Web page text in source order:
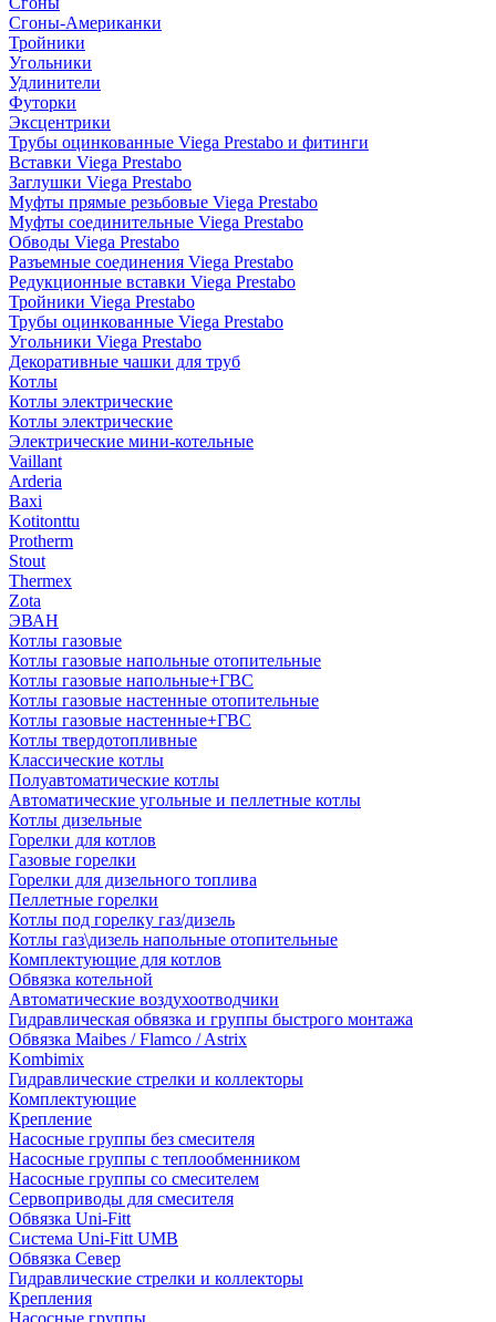
Сгоны-Американки
Тройники
Угольники
Удлинители
Футорки
Эксцентрики
Трубы оцинкованные Viega Prestabo и фитинги
Вставки Viega Prestabo
Заглушки Viega Prestabo
Муфты прямые резьбовые Viega Prestabo
Муфты соединительные Viega Prestabo
Обводы Viega Prestabo
Разъемные соединения Viega Prestabo
Редукционные вставки Viega Prestabo
Тройники Viega Prestabo
Трубы оцинкованные Viega Prestabo
Угольники Viega Prestabo
Декоративные чашки для труб
Котлы
Котлы электрические
Котлы электрические
Электрические мини-котельные
Vaillant
Arderia
Baxi
Kotitonttu
Protherm
Stout
Thermex
Zota
ЭВАН
Котлы газовые
Котлы газовые напольные отопительные
Котлы газовые напольные+ГВС
Котлы газовые настенные отопительные
Котлы газовые настенные+ГВС
Котлы твердотопливные
Классические котлы
Полуавтоматические котлы
Автоматические угольные и пеллетные котлы
Котлы дизельные
Горелки для котлов
Газовые горелки
Горелки для дизельного топлива
Пеллетные горелки
Котлы под горелку газ/дизель
Котлы газ\дизель напольные отопительные
Комплектующие для котлов
Обвязка котельной
Автоматические воздухоотводчики
Гидравлическая обвязка и группы быстрого монтажа
Обвязка Maibes / Flamco / Astrix
Kombimix
Гидравлические стрелки и коллекторы
Комплектующие
Крепление
Насосные группы без смесителя
Насосные группы с теплообменником
Насосные группы со смесителем
Сервоприводы для смесителя
Обвязка Uni-Fitt
Система Uni-Fitt UMB
Обвязка Север
Гидравлические стрелки и коллекторы
Крепления
Насосные группы